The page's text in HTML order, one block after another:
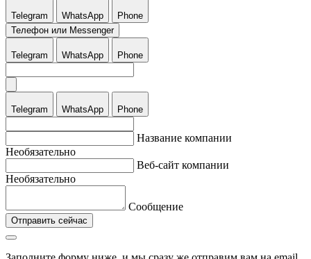
Telegram WhatsApp
Phone
Телефон или Messenger
Telegram WhatsApp Phone
Telegram WhatsApp Phone
Название компании
Необязательно
Веб-сайт компании
Необязательно
Сообщение
Отправить сейчас